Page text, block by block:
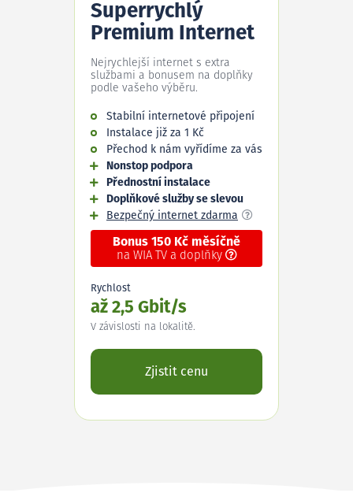
Superrychlý
Premium Internet
Nejrychlejší internet s extra
službami a bonusem na doplňky
podle vašeho výběru.
Stabilní internetové připojení
Instalace již za 1 Kč
Přechod k nám vyřídíme za vás
Nonstop podpora
Přednostní instalace
Doplňkové služby se slevou
Bezpečný internet zdarma
Bonus 150 Kč měsíčně
na WIA TV a doplňky
Rychlost
až 2,5 Gbit/s
V závislosti na lokalitě.
Zjistit cenu